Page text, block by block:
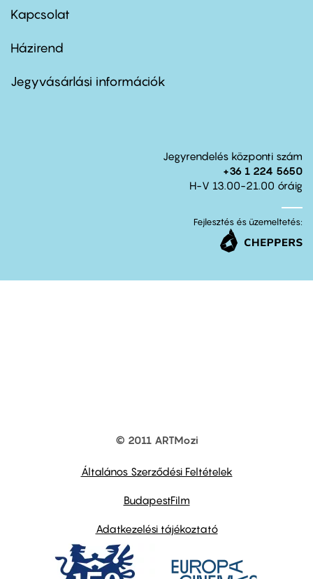
firstKapcsolat
Footer
second
Házirend
Jegyvásárlási információk
Jegyrendelés központi szám
+36 1 224 5650
H-V 13.00-21.00 óráig
Fejlesztés és üzemeltetés:
© 2011 ARTMozi
Általános Szerződési Feltételek
BudapestFilm
Adatkezelési tájékoztató